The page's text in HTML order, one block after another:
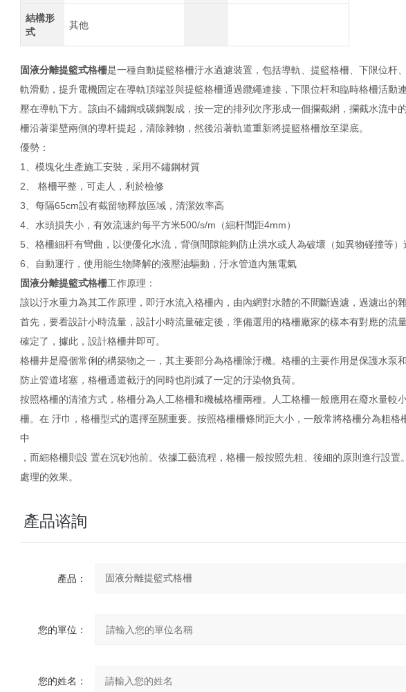
結構形
式
其他
固液分離提籃式格柵是一種自動提籃格柵汙水過濾裝置，包括導軌、提籃格柵、下限位杆
軌滑動，提升電機固定在導軌頂端並與提籃格柵通過纜繩連接，下限位杆和臨時格柵活動
壓在導軌下方。該由不鏽鋼或碳鋼製成，按一定的排列次序形成一個攔截網，攔截水流中
柵沿著渠壁兩側的導杆提起，清除雜物，然後沿著軌道重新將提籃格柵放至渠底。
優勢：
1、模塊化生產施工安裝，采用不鏽鋼材質
2、 格柵平整，可走人，利於檢修
3、每隔65cm設有截留物釋放區域，清潔效率高
4、水頭損失小，有效流速約每平方米500/s/m（細杆間距4mm）
5、格柵細杆有彎曲，以便優化水流，背側間隙能夠防止洪水或人為破壞（如異物碰撞等）
6、自動運行，使用能生物降解的液壓油驅動，汙水管道內無電氣
固液分離提籃式格柵工作原理：
該以汙水重力為其工作原理，即汙水流入格柵內，由內網對水體的不間斷過濾，過濾出的
首先，要看設計小時流量，設計小時流量確定後，準備選用的格柵廠家的樣本有對應的流
確定了，據此，設計格柵井即可。
格柵井是廢個常俐的構築物之一，其主要部分為格柵除汙機。格柵的主要作用是保護水泵和
防止管道堵塞，格柵通道截汙的同時也削減了一定的汙染物負荷。
按照格柵的清渣方式，格柵分為人工格柵和機械格柵兩種。人工格柵一般應用在廢水量較
柵。在 汙巾，格柵型式的選擇至關重要。按照格柵柵條間距大小，一般常將格柵分為粗
中
，而細格柵則設 置在沉砂池前。依據工藝流程，格柵一般按照先粗、後細的原則進行設
處理的效果。
產品谘詢
產品：
您的單位：
您的姓名：